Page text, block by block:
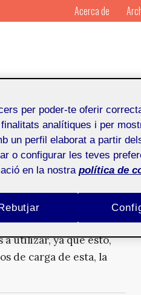
que conforman la
a utilizar, ya que esto,
de carga de esta, la
Acerca de
per poder-te oferir
analítiques i per
un perfil elaborat a partir
o configurar les teves
en la nostra política de
Rebutjar